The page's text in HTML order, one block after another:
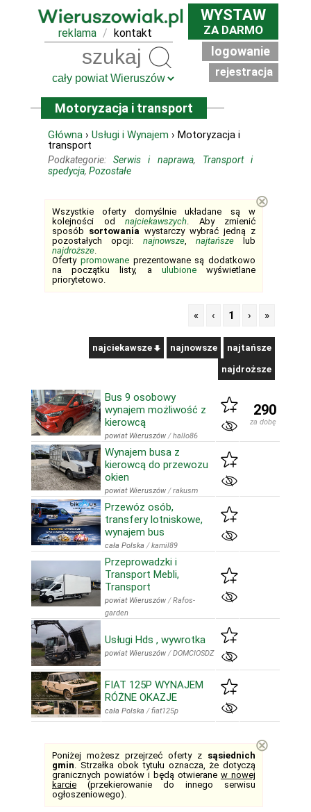
reklama / kontakt
WYSTAW
ZA DARMO
logowanie
rejestracja
Motoryzacja i transport
Główna › Usługi i Wynajem › Motoryzacja i
transport
Podkategorie:Serwis i naprawa, Transport i
spedycja, Pozostałe
Wszystkie oferty domyślnie układane są w
kolejności od najciekawszych. Aby zmienić
sposób sortowania wystarczy wybrać jedną z
pozostałych opcji: najnowsze, najtańszelub
najdroższe.
Oferty promowaneprezentowane są dodatkowo
na początku listy, a ulubionewyświetlane
priorytetowo.
⊗
« ‹ 1 › »
najciekawsze najnowsze najtańsze
najdroższe
Bus 9 osobowy
wynajem możliwość z
kierowcą
powiat Wieruszów /hallo86
290
za dobę
Wynajem busa z
kierowcą do przewozu
okien
powiat Wieruszów /rakusm
Przewóz osób,
transfery lotniskowe,
wynajem bus
cała Polska /kamil89
Przeprowadzki i
Transport Mebli,
Transport
powiat Wieruszów /Rafos-
garden
Usługi Hds , wywrotka
powiat Wieruszów /DOMCIOSDZ
FIAT 125P WYNAJEM
RÓŻNE OKAZJE
cała Polska /fiat125p
Poniżej możesz przejrzeć oferty z sąsiednich
gmin. Strzałka obok tytułu oznacza, że dotyczą
granicznych powiatów i będą otwierane w nowej
karcie (przekierowanie do innego serwisu
ogłoszeniowego).
⊗